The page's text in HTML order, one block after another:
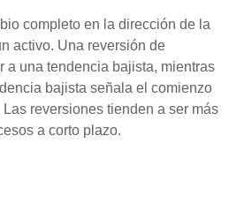
completo en la dirección de la
activo. Una reversión de
a una tendencia bajista, mientras
bajista señala el comienzo
reversiones tienden a ser más
a corto plazo.